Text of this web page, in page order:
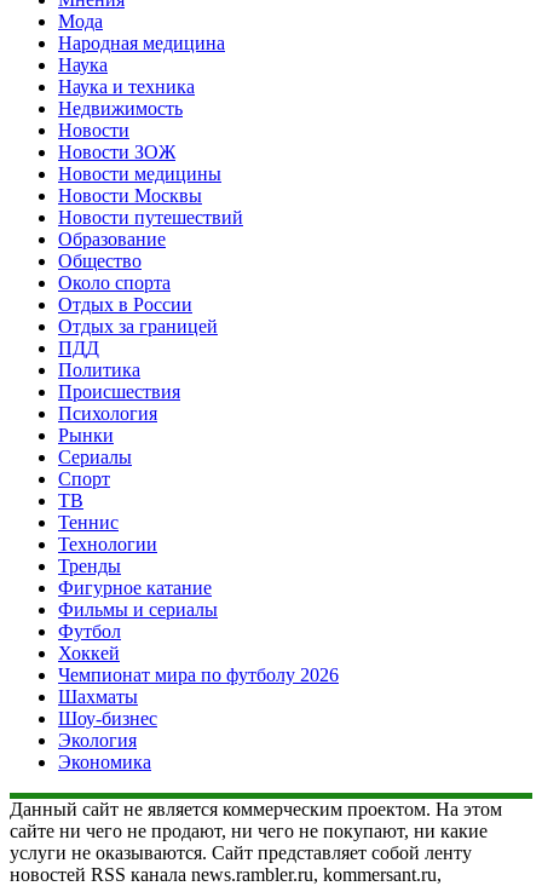
Мода
Народная медицина
Наука
Наука и техника
Недвижимость
Новости
Новости ЗОЖ
Новости медицины
Новости Москвы
Новости путешествий
Образование
Общество
Около спорта
Отдых в России
Отдых за границей
ПДД
Политика
Происшествия
Психология
Рынки
Сериалы
Спорт
ТВ
Теннис
Технологии
Тренды
Фигурное катание
Фильмы и сериалы
Футбол
Хоккей
Чемпионат мира по футболу 2026
Шахматы
Шоу-бизнес
Экология
Экономика
Данный сайт не является коммерческим проектом. На этом
сайте ни чего не продают, ни чего не покупают, ни какие
услуги не оказываются. Сайт представляет собой ленту
новостей RSS канала news.rambler.ru, kommersant.ru,